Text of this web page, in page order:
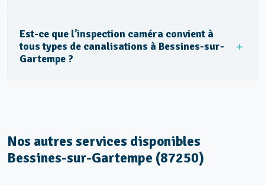
Est-ce que l’inspection caméra convient à
tous types de canalisations à Bessines-sur-
Gartempe ?
Nos autres services disponibles
Bessines-sur-Gartempe (87250)